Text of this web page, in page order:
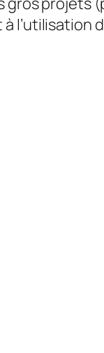
l’utilisation